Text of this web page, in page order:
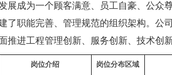
成为一个顾客满意、员工自豪、公众
了职能完善、管理规范的组织架构。公
推进工程管理创新、服务创新、技术创
岗位介绍 岗位分布区域